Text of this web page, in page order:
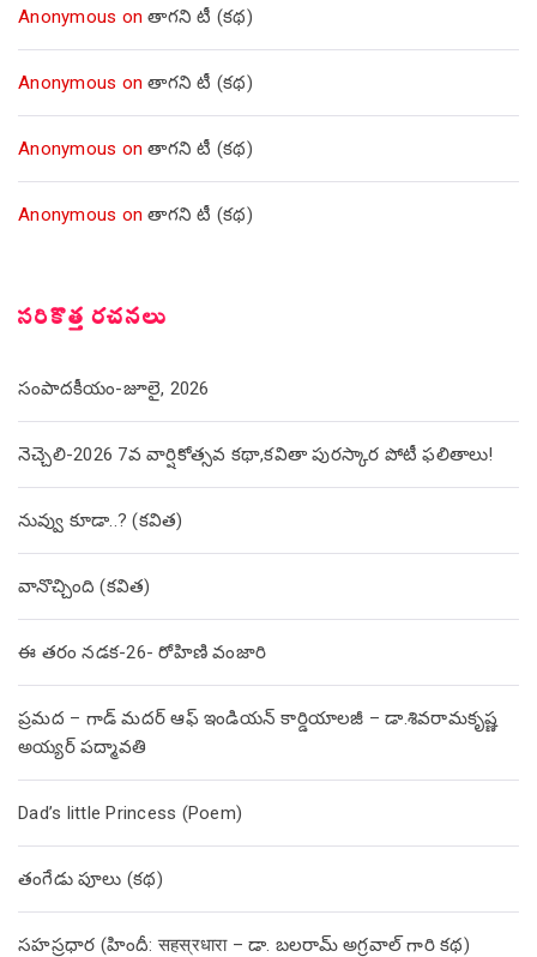
Anonymous onతాగని టీ (కథ)
Anonymous onతాగని టీ (కథ)
Anonymous onతాగని టీ (కథ)
Anonymous onతాగని టీ (కథ)
సరికొత్త రచనలు
సంపాదకీయం-జూలై, 2026
నెచ్చెలి-2026 7వ వార్షికోత్సవ కథా,కవితా పురస్కార పోటీ ఫలితాలు!
నువ్వు కూడా..? (కవిత)
వానొచ్చింది (కవిత)
ఈ తరం నడక-26- రోహిణి వంజారి
ప్రమద – గాడ్ మదర్ ఆఫ్ ఇండియన్ కార్డియాలజీ – డా.శివరామకృష్ణ
అయ్యర్ పద్మావతి
Dad’s little Princess (Poem)
తంగేడు పూలు (క‌థ‌)
సహస్రధార (హిందీ: सहस्रधारा – డా. బలరామ్ అగ్రవాల్ గారి కథ)